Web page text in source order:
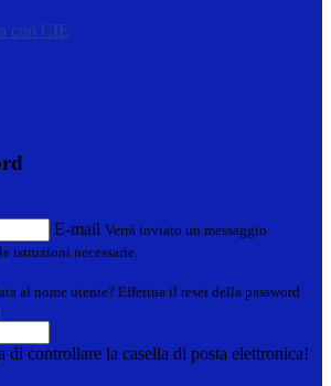
con CIE
E-mail Verrà inviato un messaggio
istruzioni necessarie.
al nome utente? Effettua il reset della password
di controllare la casella di posta elettronica!